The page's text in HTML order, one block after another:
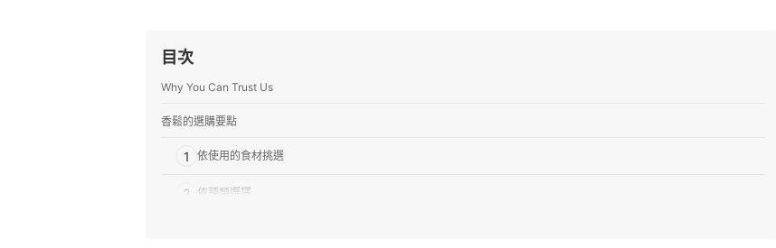
目次
Why You Can Trust Us
香鬆的選購要點
1 依使用的食材挑選
2 依種類選擇